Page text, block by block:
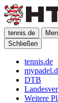
tennis.de
Schließen
tennis.de
DTB
Weitere